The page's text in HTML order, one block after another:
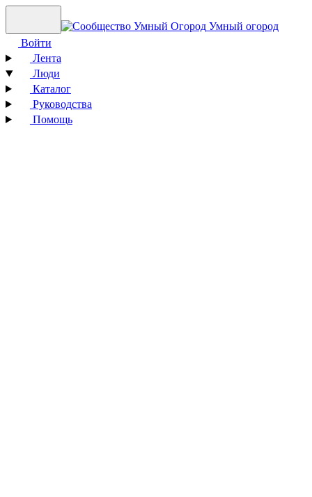
Умный огород
Войти
Лента
Люди
Каталог
Руководства
Помощь